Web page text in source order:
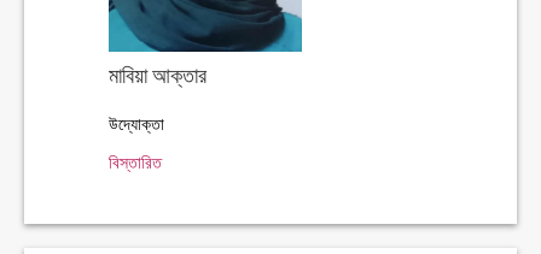
মাবিয়া আক্তার
উদ্যোক্তা
বিস্তারিত